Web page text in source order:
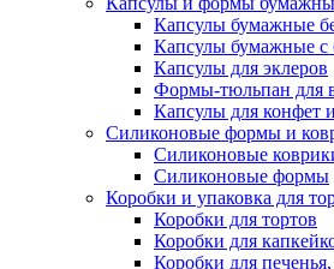
Капсулы бумажные
Капсулы бумажные с
Капсулы для эклеров
Формы-тюльпан для
Капсулы для конфет
Силиконовые формы и
Силиконовые
Силиконовые формы
Коробки и упаковка для
Коробки для тортов
Коробки для
Коробки для